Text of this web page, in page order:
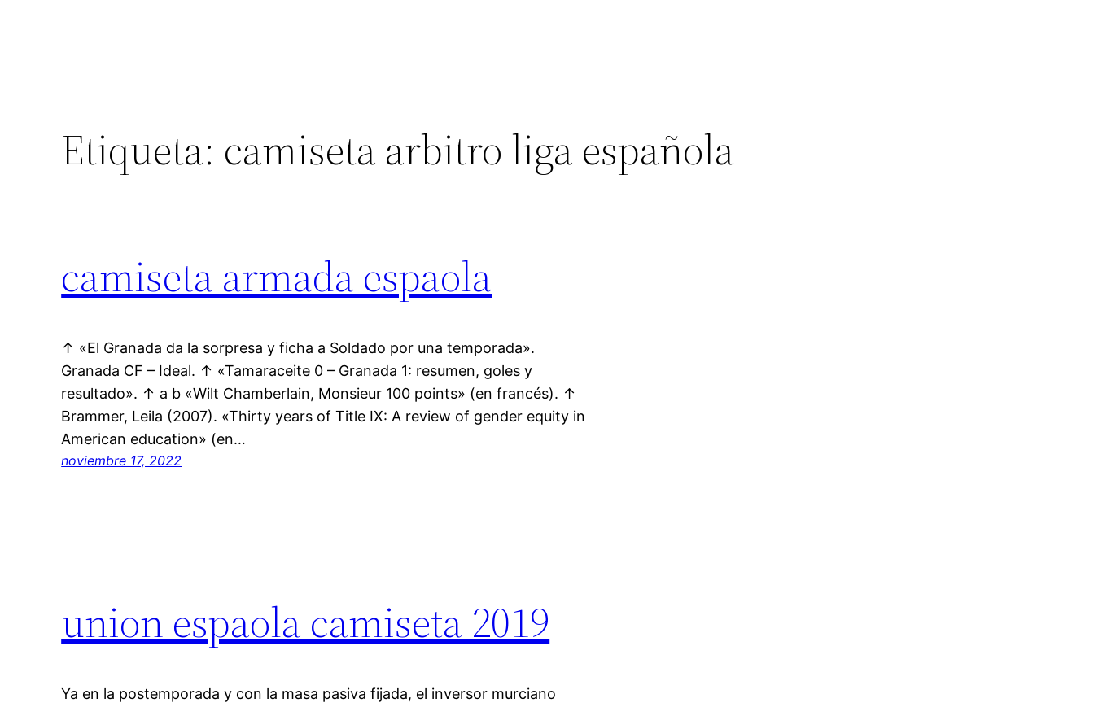
Etiqueta: camiseta arbitro liga española
camiseta armada espaola
↑ «El Granada da la sorpresa y ficha a Soldado por una temporada».
Granada CF – Ideal. ↑ «Tamaraceite 0 – Granada 1: resumen, goles y
resultado». ↑ a b «Wilt Chamberlain, Monsieur 100 points» (en francés). ↑
Brammer, Leila (2007). «Thirty years of Title IX: A review of gender equity in
American education» (en…
noviembre 17, 2022
union espaola camiseta 2019
Ya en la postemporada y con la masa pasiva fijada, el inversor murciano